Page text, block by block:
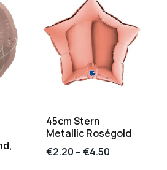
45cm Stern
Metallic Roségold
€2.20 –€4.50